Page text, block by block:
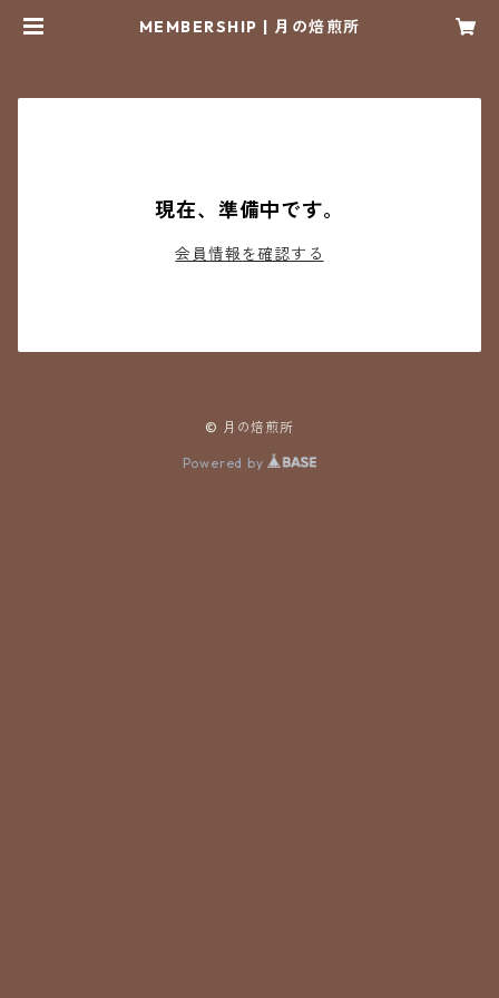
MEMBERSHIP | 月の焙煎所
現在、準備中です。
会員情報を確認する
© 月の焙煎所
Powered by